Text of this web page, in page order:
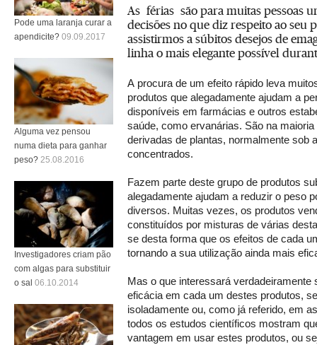
As férias são para muitas pessoas
decisões no que diz respeito ao seu
assistirmos a súbitos desejos de
linha o mais elegante possível
A procura de um efeito rápido leva
produtos que alegadamente ajudam a
disponíveis em farmácias e outros
saúde, como ervanárias. São na
derivadas de plantas, normalmente sob
concentrados.
Fazem parte deste grupo de produtos
alegadamente ajudam a reduzir o peso
diversos. Muitas vezes, os produtos
constituídos por misturas de várias
se desta forma que os efeitos de cada
tornando a sua utilização ainda mais
Mas o que interessará verdadeiramente
eficácia em cada um destes produtos,
isoladamente ou, como já referido, em
todos os estudos científicos mostram
vantagem em usar estes produtos, ou
Pode uma laranja curar a
apendicite? 09.09.2017
Alguma vez pensou
numa dieta para ganhar
peso? 25.08.2016
Investigadores criam pão
com algas para substituir
o sal 06.10.2014